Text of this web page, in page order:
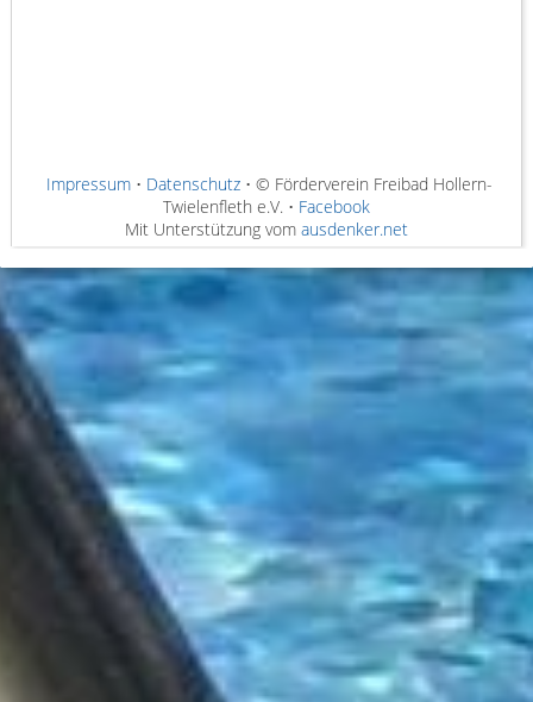
Impressum• Datenschutz• © Förderverein Freibad Hollern-
Twielenfleth e.V. • Facebook
Mit Unterstützung vom ausdenker.net